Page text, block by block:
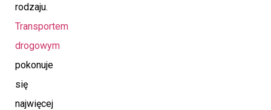
rodzaju.
Transportem
drogowym
pokonuje
się
najwięcej